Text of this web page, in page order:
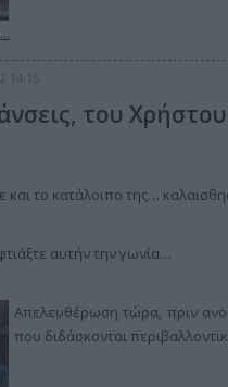
14:15
του
και το κατάλοιπο της…
αυτήν την γωνία…
Απελευθέρωση τώρα, πριν
που διδάσκονται